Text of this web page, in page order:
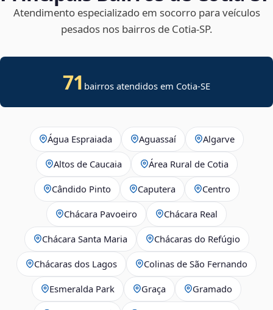
Atendimento especializado em socorro para veículos
pesados nos bairros de Cotia‑SP.
71 bairros atendidos em Cotia-SE
Água Espraiada Aguassaí Algarve
Altos de Caucaia Área Rural de Cotia
Cândido Pinto Caputera Centro
Chácara Pavoeiro Chácara Real
Chácara Santa Maria Chácaras do Refúgio
Chácaras dos Lagos Colinas de São Fernando
Esmeralda Park Graça Gramado